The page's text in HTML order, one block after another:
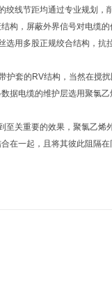
绞线节距均通过专业规划
构，屏蔽外界信号对电缆的
选用多股正规绞合结构，
护套的RV结构，当然在搅
据电缆的维护层选用聚氯
关重要的效果，聚氯乙烯
在一起，且将其彼此阻隔